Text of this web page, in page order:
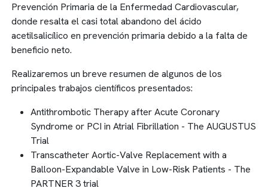
Prevención Primaria de la Enfermedad Cardiovascular,
donde resalta el casi total abandono del ácido
acetilsalicílico en prevención primaria debido a la falta de
beneficio neto.
Realizaremos un breve resumen de algunos de los
principales trabajos científicos presentados:
Antithrombotic Therapy after Acute Coronary
Syndrome or PCI in Atrial Fibrillation - The AUGUSTUS
Trial
Transcatheter Aortic-Valve Replacement with a
Balloon-Expandable Valve in Low-Risk Patients - The
PARTNER 3 trial